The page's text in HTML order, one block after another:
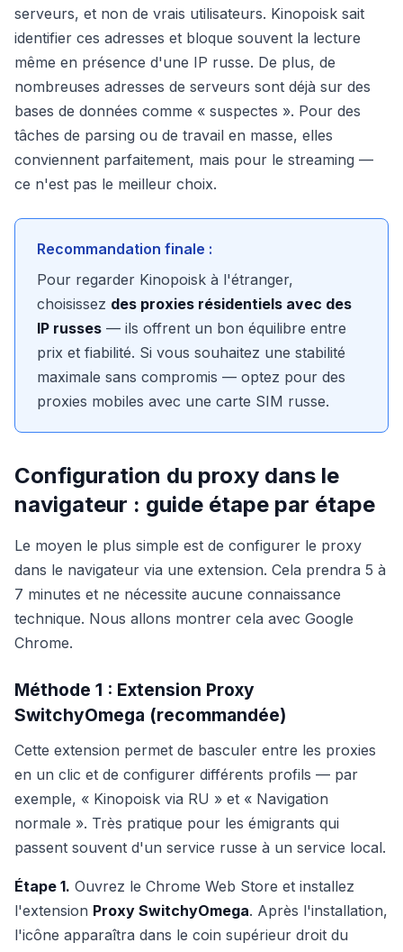
serveurs, et non de vrais utilisateurs. Kinopoisk sait
identifier ces adresses et bloque souvent la lecture
même en présence d'une IP russe. De plus, de
nombreuses adresses de serveurs sont déjà sur des
bases de données comme « suspectes ». Pour des
tâches de parsing ou de travail en masse, elles
conviennent parfaitement, mais pour le streaming —
ce n'est pas le meilleur choix.
Recommandation finale :
Pour regarder Kinopoisk à l'étranger,
choisissez des proxies résidentiels avec des
IP russes — ils offrent un bon équilibre entre
prix et fiabilité. Si vous souhaitez une stabilité
maximale sans compromis — optez pour des
proxies mobiles avec une carte SIM russe.
Configuration du proxy dans le
navigateur : guide étape par étape
Le moyen le plus simple est de configurer le proxy
dans le navigateur via une extension. Cela prendra 5 à
7 minutes et ne nécessite aucune connaissance
technique. Nous allons montrer cela avec Google
Chrome.
Méthode 1 : Extension Proxy
SwitchyOmega (recommandée)
Cette extension permet de basculer entre les proxies
en un clic et de configurer différents profils — par
exemple, « Kinopoisk via RU » et « Navigation
normale ». Très pratique pour les émigrants qui
passent souvent d'un service russe à un service local.
Étape 1. Ouvrez le Chrome Web Store et installez
l'extension Proxy SwitchyOmega. Après l'installation,
l'icône apparaîtra dans le coin supérieur droit du